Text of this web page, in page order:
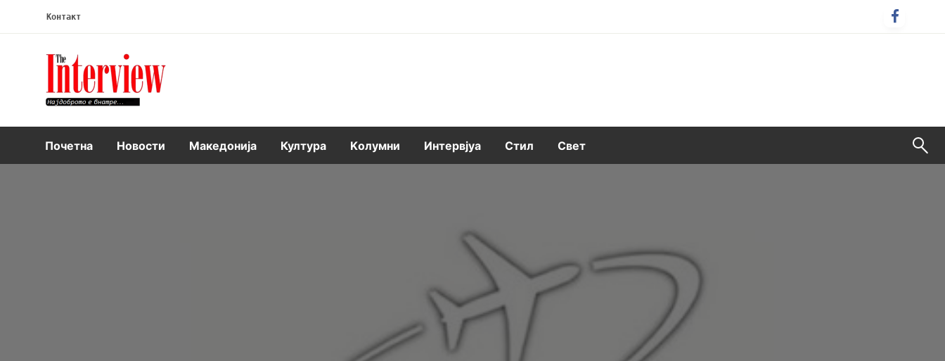
Контакт
Интервју
Почетна Новости Македонија Култура Kолумни Интервјуа Стил Свет